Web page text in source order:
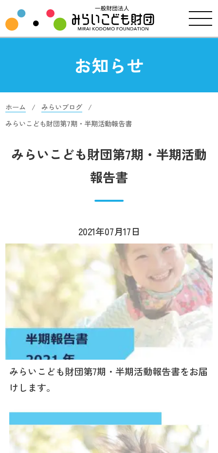
お知らせ
ホーム
みらいブログ
みらいこども財団第7期・半期活動報告書
みらいこども財団第7期・半期活動
報告書
2021年07月17日
みらいこども財団第7期・半期活動報告書をお届
けします。